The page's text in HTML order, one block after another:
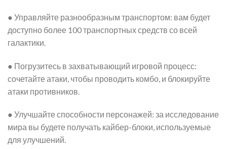
● Управляйте разнообразным транспортом: вам будет
доступно более 100 транспортных средств со всей
галактики.
● Погрузитесь в захватывающий игровой процесс:
сочетайте атаки, чтобы проводить комбо, и блокируйте
атаки противников.
● Улучшайте способности персонажей: за исследование
мира вы будете получать кайбер-блоки, используемые
для улучшений.